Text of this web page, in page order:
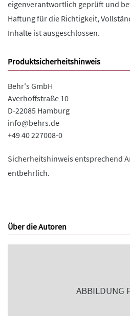
eigenverantwortlich geprüft und
Haftung für die Richtigkeit,
Inhalte ist ausgeschlossen.
Produktsicherheitshinweis
Behr's GmbH
Averhoffstraße 10
D-22085 Hamburg
info@behrs.de
+49 40 227008-0
Sicherheitshinweis entsprechend
entbehrlich.
Über die Autoren
ABBILDUNG